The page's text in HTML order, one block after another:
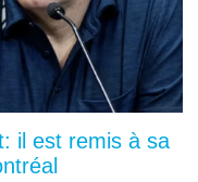
il est remis à sa